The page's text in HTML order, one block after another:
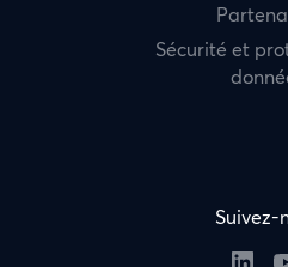
Sécurité et
Suivez-